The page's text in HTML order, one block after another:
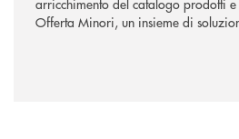
arricchimento del catalogo prodotti e
Offerta Minori, un insieme di
sviluppo di una relazione